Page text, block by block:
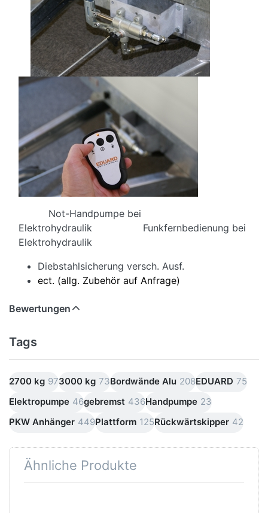
Not-Handpumpe bei
Elektrohydraulik Funkfernbedienung bei
Elektrohydraulik
Diebstahlsicherung versch. Ausf.
ect. (allg. Zubehör auf Anfrage)
Bewertungen
Tags
2700 kg 973000 kg 73Bordwände Alu 208EDUARD 75
Elektropumpe 46gebremst 436Handpumpe 23
PKW Anhänger 449Plattform 125Rückwärtskipper 42
Ähnliche Produkte